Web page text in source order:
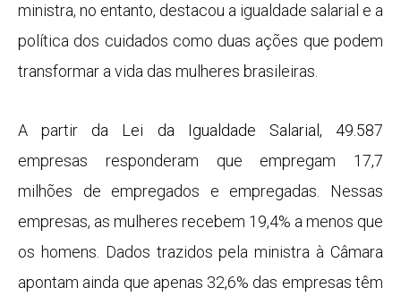
ministra, no entanto, destacou a igualdade salarial e a
política dos cuidados como duas ações que podem
transformar a vida das mulheres brasileiras.
A partir da Lei da Igualdade Salarial, 49.587
empresas responderam que empregam 17,7
milhões de empregados e empregadas. Nessas
empresas, as mulheres recebem 19,4% a menos que
os homens. Dados trazidos pela ministra à Câmara
apontam ainda que apenas 32,6% das empresas têm